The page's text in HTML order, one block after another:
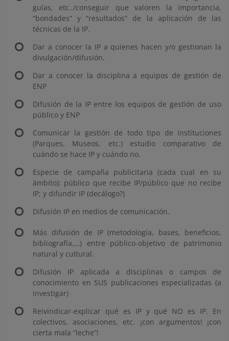
guías, etc../conseguir que valoren la importancia,
“bondades” y “resultados” de la aplicación de las
técnicas de la IP.
Dar a conocer la IP a quienes hacen y/o gestionan la
divulgación/difusión.
Dar a conocer la disciplina a equipos de gestión de
ENP
Difusión de la IP entre los equipos de gestión de uso
público y ENP
Comunicar la gestión de todo tipo de instituciones
(Parques, Museos, etc.) estudio comparativo de
cuándo se hace IP y cuándo no.
Especie de campaña publicitaria (cada cual en su
ámbito): público que recibe IP/público que no recibe
IP; y difundir IP (decálogo?)
Difusión IP en medios de comunicación.
Más difusión de IP (metodología, bases, beneficios,
bibliografía,…) entre público-objetivo de patrimonio
natural y cultural.
Difusión IP aplicada a disciplinas o campos de
conocimiento en SUS publicaciones especializadas (a
investigar)
Reivindicar-explicar qué es IP y qué NO es IP. En
colectivos, asociaciones, etc. ¡con argumentos! ¡con
cierta mala “leche”!